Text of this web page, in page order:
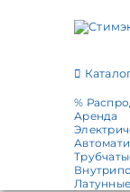
%
Аренда